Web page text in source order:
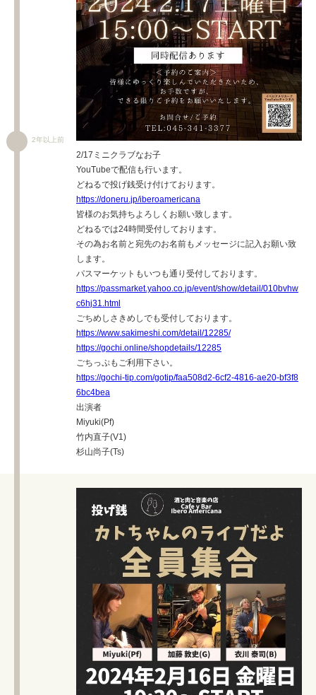
2年以上前
2/17ミニクラブなお子
YouTubeで配信も行います。
どねるで投げ銭受け付けております。
https://doneru.jp/iberoamericana
皆様のお気持ちよろしくお願い致します。
どねるでは24時間受付しております。
その為お名前と宛先のお名前もメッセージに記入お願い致
します。
パスマーケットもいつも通り受付しております。
https://passmarket.yahoo.co.jp/event/show/detail/010bvhw
c6hj31.html
ごちめしさきめしでも受付しております。
https://www.sakimeshi.com/detail/12285/
https://gochi.online/shopdetails/12285
ごちっぷもご利用下さい。
https://gochi-tip.com/gotip/faa508d2-6cf2-4816-ae20-bf3f8
6bc4bea
出演者
Miyuki(Pf)
竹内直子(V1)
杉山尚子(Ts)